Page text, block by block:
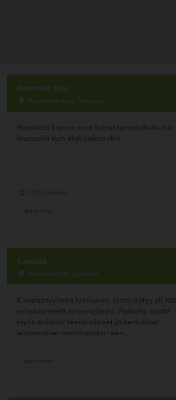
Ravintola Kajo
Rautatienkatu 12, Tampere
Ravintola Kajoon ovat koirat tervetulleita niin
lounaalla kuin illallisaikanakin
T-House
Vaasankatu 10, Jyväskylä
Kiinalaistyylinen teehuone, josta löytyy yli 100
erilaista teetä ja teelajiketta. Paikalta löydät
myös erilaiset teetarvikkeet ja herkulliset
leivonnaiset nautittavaksi teen...